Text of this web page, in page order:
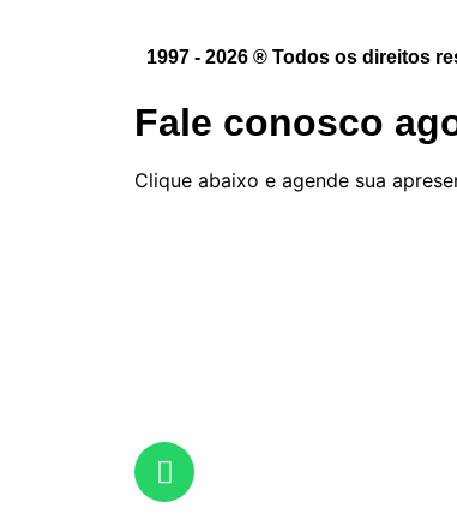
1997 - 2026 ® Todos os direitos
Fale conosco
Clique abaixo e agende sua